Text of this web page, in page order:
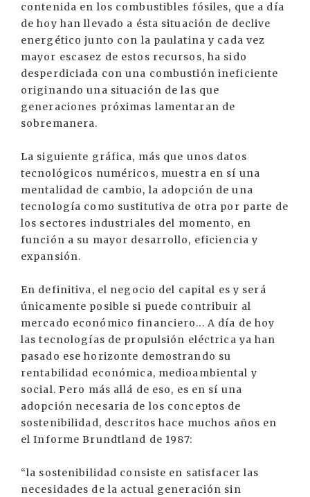
contenida en los combustibles fósiles, que a día
de hoy han llevado a ésta situación de declive
energético junto con la paulatina y cada vez
mayor escasez de estos recursos, ha sido
desperdiciada con una combustión ineficiente
originando una situación de las que
generaciones próximas lamentaran de
sobremanera.
La siguiente gráfica, más que unos datos
tecnológicos numéricos, muestra en sí una
mentalidad de cambio, la adopción de una
tecnología como sustitutiva de otra por parte de
los sectores industriales del momento, en
función a su mayor desarrollo, eficiencia y
expansión.
En definitiva, el negocio del capital es y será
únicamente posible si puede contribuir al
mercado económico financiero... A día de hoy
las tecnologías de propulsión eléctrica ya han
pasado ese horizonte demostrando su
rentabilidad económica, medioambiental y
social. Pero más allá de eso, es en sí una
adopción necesaria de los conceptos de
sostenibilidad, descritos hace muchos años en
el Informe Brundtland de 1987:
“la sostenibilidad consiste en satisfacer las
necesidades de la actual generación sin